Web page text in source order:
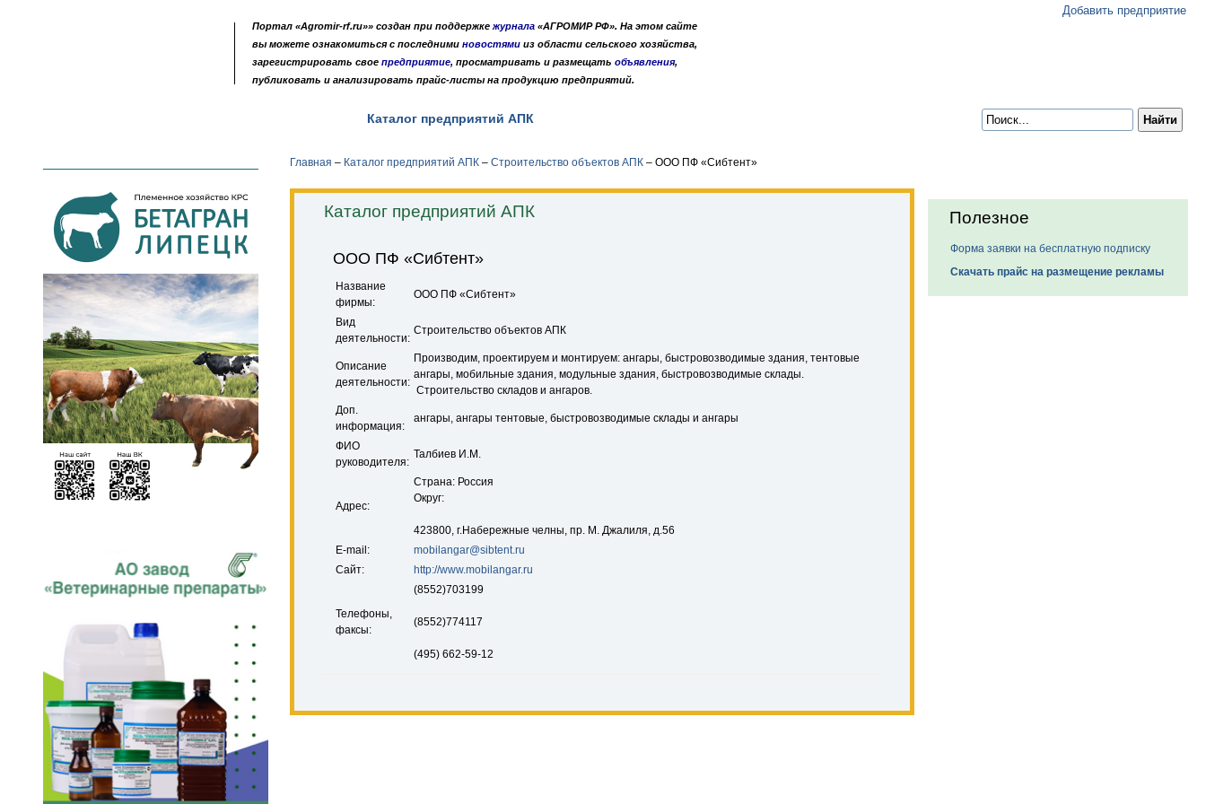
Добавить предприятие
Портал «Agromir-rf.ru»» создан при поддержке журнала «АГРОМИР РФ». На этом сайте
вы можете ознакомиться с последними новостями из области сельского хозяйства,
зарегистрировать свое предприятие, просматривать и размещать объявления,
публиковать и анализировать прайс-листы на продукцию предприятий.
Каталог предприятий АПК
Главная – Каталог предприятий АПК – Строительство объектов АПК – ООО ПФ «Сибтент»
Каталог предприятий АПК
ООО ПФ «Сибтент»
Название
фирмы:
ООО ПФ «Сибтент»
Вид
деятельности:
Строительство объектов АПК
Описание
деятельности:
Производим, проектируем и монтируем: ангары, быстровозводимые здания, тентовые
ангары, мобильные здания, модульные здания, быстровозводимые склады.
Строительство складов и ангаров.
Доп.
информация:
ангары, ангары тентовые, быстровозводимые склады и ангары
ФИО
руководителя:
Талбиев И.М.
Адрес:
Страна: Россия
Округ:
423800, г.Набережные челны, пр. М. Джалиля, д.56
E-mail:
mobilangar@sibtent.ru
Сайт:
http://www.mobilangar.ru
Телефоны,
факсы:
(8552)703199
(8552)774117
(495) 662-59-12
Полезное
Форма заявки на бесплатную подписку
Скачать прайс на размещение рекламы